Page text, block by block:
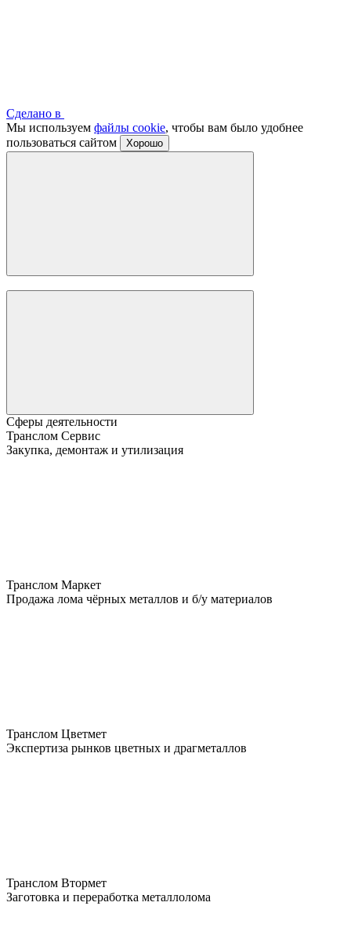
Сделано в
Мы используем файлы cookie, чтобы вам было удобнее
пользоваться сайтом
Хорошо
Сферы деятельности
Транслом Сервис
Закупка, демонтаж и утилизация
Транслом Маркет
Продажа лома чёрных металлов и б/у материалов
Транслом Цветмет
Экспертиза рынков цветных и драгметаллов
Транслом Втормет
Заготовка и переработка металлолома